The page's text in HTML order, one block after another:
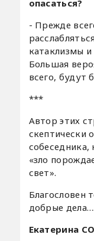
опасаться?
- Прежде
катаклизмы
Большая
всего, будут
***
Автор этих
скептически
собеседника,
«зло
свет».
Благословен
добрые дела….
Екатерина